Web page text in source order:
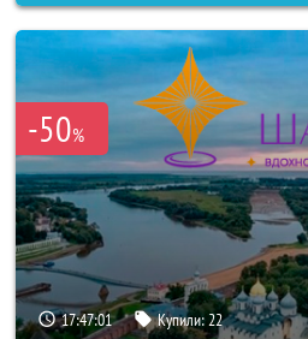
-50%
17:46:57 Купили: 22